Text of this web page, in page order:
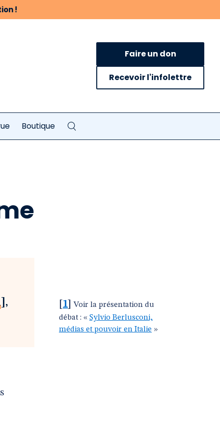
!
Faire un don
Recevoir l'infolettre
Boutique
, 1 ]Voir la présentation du
débat : « Sylvio Berlusconi,
médias et pouvoir en Italie »